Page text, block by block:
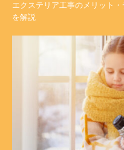
エクステリア工事のメリット
を解説